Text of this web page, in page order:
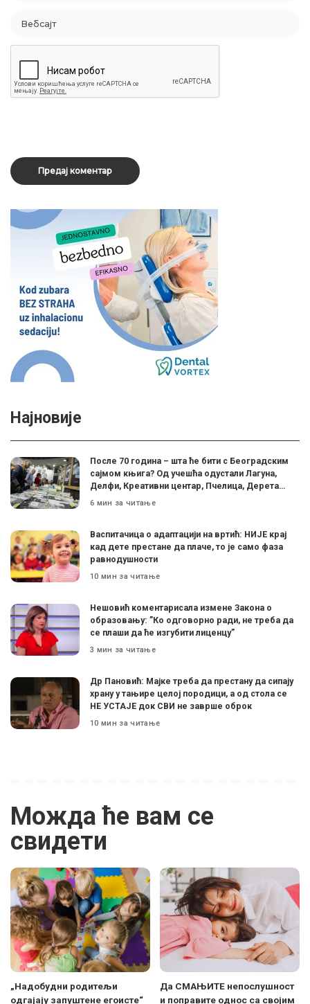
Најновије
После 70 година – шта ће бити с Београдским
сајмом књига? Од учешћа одустали Лагуна,
Делфи, Креативни центар, Пчелица, Дерета…
6 мин за читање
Васпитачица о адаптацији на вртић: НИЈЕ крај
кад дете престане да плаче, то је само фаза
равнодушности
10 мин за читање
Нешовић коментарисала измене Закона о
образовању: ”Ко одговорно ради, не треба да
се плаши да ће изгубити лиценцу”
3 мин за читање
Др Пановић: Мајке треба да престану да сипају
храну у тањире целој породици, а од стола се
НЕ УСТАЈЕ док СВИ не заврше оброк
10 мин за читање
Можда ће вам се
свидети
„Надобудни родитељи
одгајају запуштене егоисте“
Да СМАЊИТЕ непослушност
и поправите однос са својим